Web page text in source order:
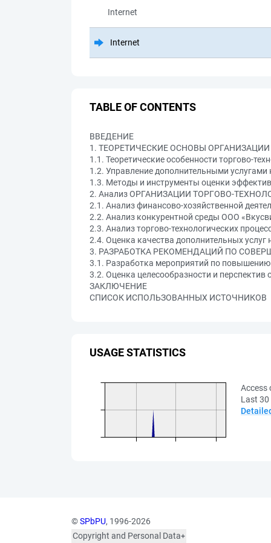
Internet
Internet
TABLE OF CONTENTS
ВВЕДЕНИЕ
1. ТЕОРЕТИЧЕСКИЕ ОСНОВЫ
1.1. Теоретические особенности торгово-
1.2. Управление дополнительными услугами
1.3. Методы и инструменты оценки
2. Анализ ОРГАНИЗАЦИИ ТОРГОВО-
2.1. Анализ финансово-хозяйственной
2.2. Анализ конкурентной среды ООО
2.3. Анализ торгово-технологических
2.4. Оценка качества дополнительных
3. РАЗРАБОТКА РЕКОМЕНДАЦИЙ ПО
3.1. Разработка мероприятий по
3.2. Оценка целесообразности и
ЗАКЛЮЧЕНИЕ
СПИСОК ИСПОЛЬЗОВАННЫХ ИСТОЧНИКОВ
USAGE STATISTICS
Access
Last 30
©SPbPU, 1996-2026
Copyright and Personal Data